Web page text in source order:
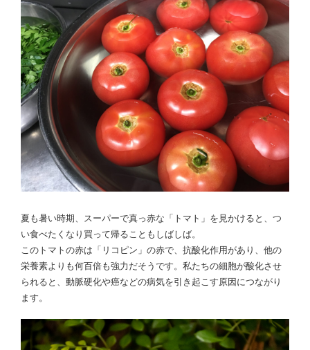
夏も暑い時期、スーパーで真っ赤な「トマト」を見かけると、つ
い食べたくなり買って帰ることもしばしば。
このトマトの赤は「リコピン」の赤で、抗酸化作用があり、他の
栄養素よりも何百倍も強力だそうです。私たちの細胞が酸化させ
られると、動脈硬化や癌などの病気を引き起こす原因につながり
ます。